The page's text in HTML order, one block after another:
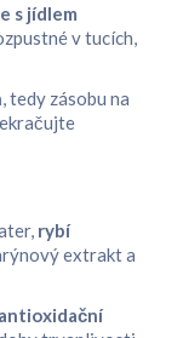
s jídlem
v tucích,
, tedy zásobu na
rybí
extrakt a
antioxidační